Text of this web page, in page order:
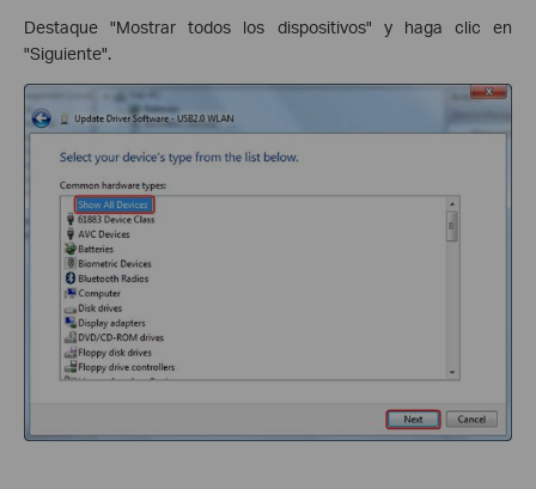
Destaque "Mostrar todos los dispositivos" y haga clic en
"Siguiente".